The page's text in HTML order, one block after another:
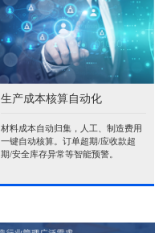
生产成本核算自动化
材料成本自动归集，人工、制造费用
一键自动核算。订单超期/应收款超
期/安全库存异常等智能预警。